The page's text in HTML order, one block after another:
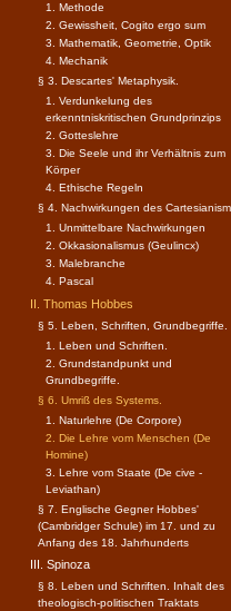
1. Methode
2. Gewissheit, Cogito ergo sum
3. Mathematik, Geometrie, Optik
4. Mechanik
§ 3. Descartes' Metaphysik.
1. Verdunkelung des
erkenntniskritischen Grundprinzips
2. Gotteslehre
3. Die Seele und ihr Verhältnis zum
Körper
4. Ethische Regeln
§ 4. Nachwirkungen des
1. Unmittelbare Nachwirkungen
2. Okkasionalismus (Geulincx)
3. Malebranche
4. Pascal
II. Thomas Hobbes
§ 5. Leben, Schriften, Grundbegriffe.
1. Leben und Schriften.
2. Grundstandpunkt und
Grundbegriffe.
§ 6. Umriß des Systems.
1. Naturlehre (De Corpore)
2. Die Lehre vom Menschen (De
Homine)
3. Lehre vom Staate (De cive -
Leviathan)
§ 7. Englische Gegner Hobbes'
(Cambridger Schule) im 17. und zu
Anfang des 18. Jahrhunderts
III. Spinoza
§ 8. Leben und Schriften. Inhalt des
theologisch-politischen Traktats